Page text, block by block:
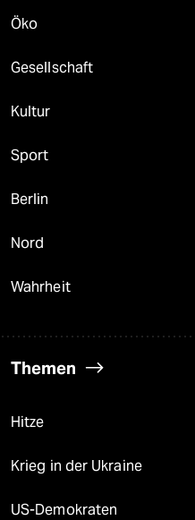
Öko
Gesellschaft
Kultur
Sport
Berlin
Nord
Wahrheit
Themen
Hitze
Krieg in der Ukraine
US-Demokraten